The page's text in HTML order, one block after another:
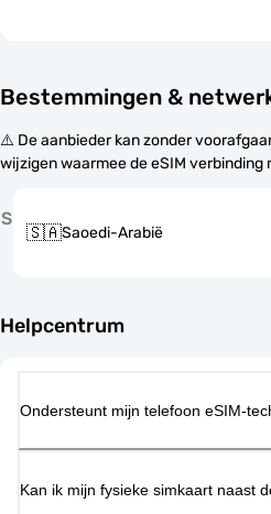
Bestemmingen &
⚠️ De aanbieder kan zonder
wijzigen waarmee de eSIM verbinding
S
🇸🇦Saoedi-Arabië
Helpcentrum
Ondersteunt mijn telefoon eSIM-
Kan ik mijn fysieke simkaart naast